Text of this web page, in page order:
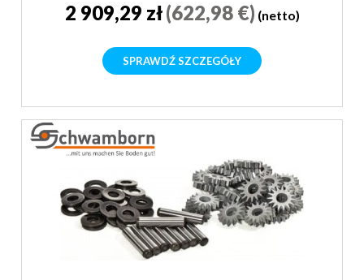
2 909,29 zł(622,98 €) (netto)
SPRAWDŹ SZCZEGÓŁY